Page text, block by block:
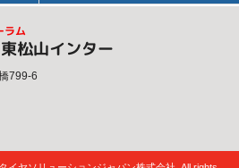
ラム
松山インター
799-6